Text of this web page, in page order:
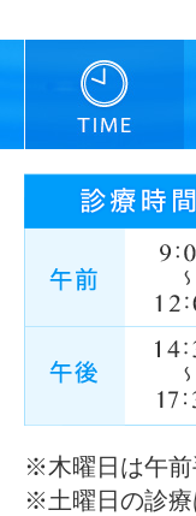
※木曜日は午前
※土曜日の診療